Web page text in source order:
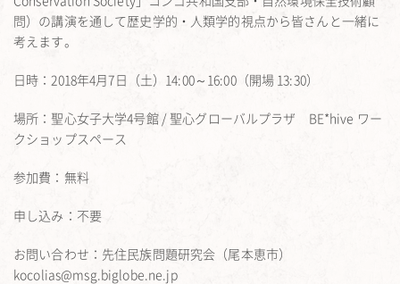
問）の講演を通して歴史学的・人類学的視点から皆さんと一緒に
考えます。
日時：2018年4月7日（土）14:00～16:00（開場 13:30）
場所：聖心女子大学4号館 / 聖心グローバルプラザ BE*hive ワー
クショップスペース
参加費：無料
申し込み：不要
お問い合わせ：先住民族問題研究会（尾本恵市）
kocolias@msg.biglobe.ne.jp